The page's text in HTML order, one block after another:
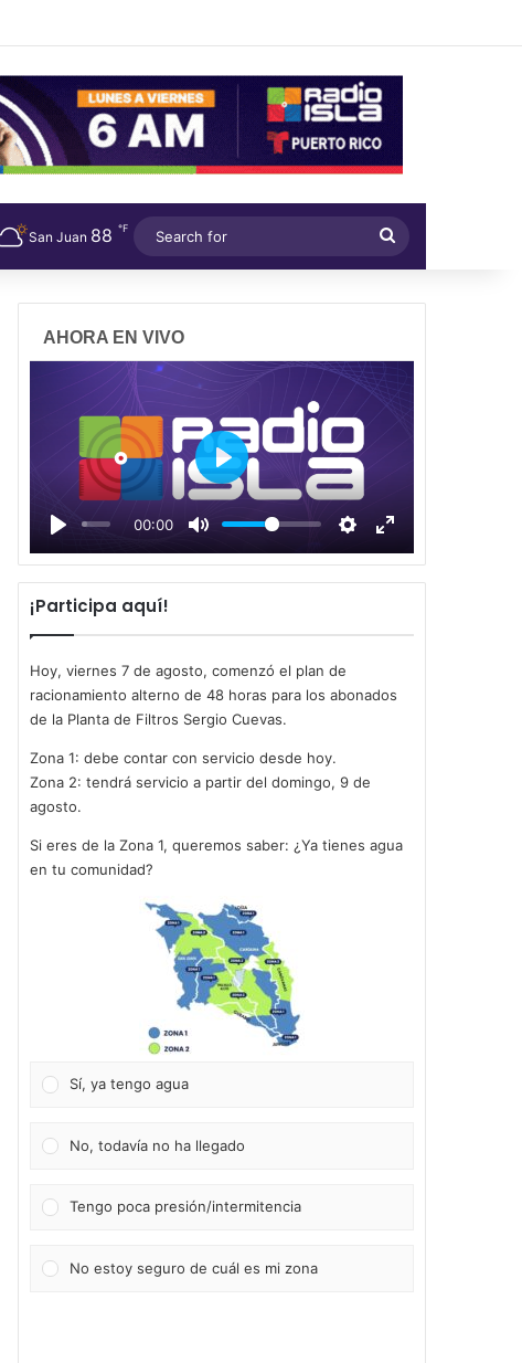
San Juan 88 ℉
for
AHORA EN VIVO
00:00
P
l
a
y
¡Participa aquí!
Hoy, viernes 7 de agosto, comenzó el plan de
racionamiento alterno de 48 horas para los abonados
de la Planta de Filtros Sergio Cuevas.
Zona 1: debe contar con servicio desde hoy.
Zona 2: tendrá servicio a partir del domingo, 9 de
agosto.
Si eres de la Zona 1, queremos saber: ¿Ya tienes agua
en tu comunidad?
Sí, ya tengo agua
No, todavía no ha llegado
Tengo poca presión/intermitencia
No estoy seguro de cuál es mi zona